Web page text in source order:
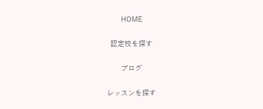
HOME
認定校を探す
ブログ
レッスンを探す